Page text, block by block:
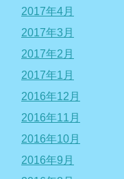
2017年4月
2017年3月
2017年2月
2017年1月
2016年12月
2016年11月
2016年10月
2016年9月